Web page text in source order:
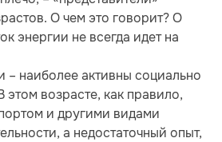
О чем это говорит? О
энергии не всегда идет на
наиболее активны социально
этом возрасте, как правило,
и другими видами
а недостаточный опыт,